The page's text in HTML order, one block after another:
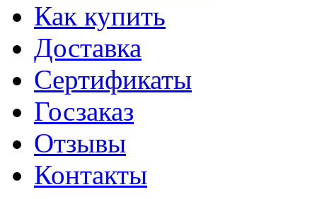
Как купить
Доставка
Сертификаты
Госзаказ
Отзывы
Контакты